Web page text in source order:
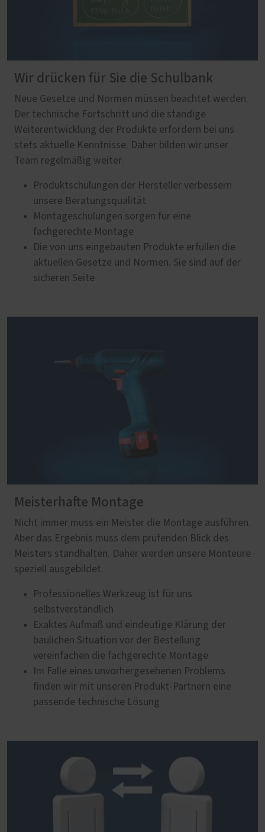
Wir drücken für Sie die Schulbank
Neue Gesetze und Normen müssen beachtet werden.
Der technische Fortschritt und die ständige
Weiterentwicklung der Produkte erfordern bei uns
stets aktuelle Kenntnisse. Daher bilden wir unser
Team regelmäßig weiter.
Produktschulungen der Hersteller verbessern
unsere Beratungsqualität
Montageschulungen sorgen für eine
fachgerechte Montage
Die von uns eingebauten Produkte erfüllen die
aktuellen Gesetze und Normen. Sie sind auf der
sicheren Seite
Meisterhafte Montage
Nicht immer muss ein Meister die Montage ausführen.
Aber das Ergebnis muss dem prüfenden Blick des
Meisters standhalten. Daher werden unsere Monteure
speziell ausgebildet.
Professionelles Werkzeug ist für uns
selbstverständlich
Exaktes Aufmaß und eindeutige Klärung der
baulichen Situation vor der Bestellung
vereinfachen die fachgerechte Montage
Im Falle eines unvorhergesehenen Problems
finden wir mit unseren Produkt-Partnern eine
passende technische Lösung